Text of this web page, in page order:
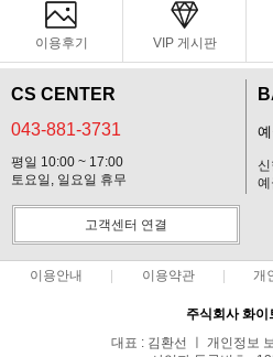
이용후기 VIP 게시판
CS CENTER
043-881-3731
평일 10:00 ~ 17:00
토요일, 일요일 휴무
예
고객센터 연결
이용안내 이용약관 개
주식회사 화이
대표 : 김환선 ㅣ 개인정보